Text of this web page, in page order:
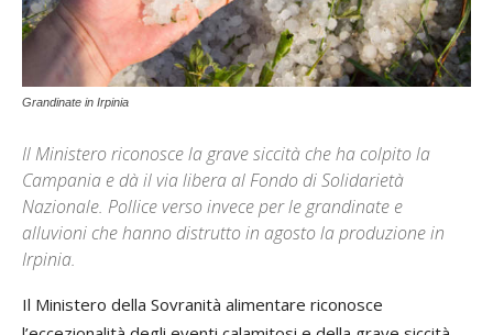
Grandinate in Irpinia
Il Ministero riconosce la grave siccità che ha colpito la
Campania e dà il via libera al Fondo di Solidarietà
Nazionale. Pollice verso invece per le grandinate e
alluvioni che hanno distrutto in agosto la produzione in
Irpinia.
Il Ministero della Sovranità alimentare riconosce